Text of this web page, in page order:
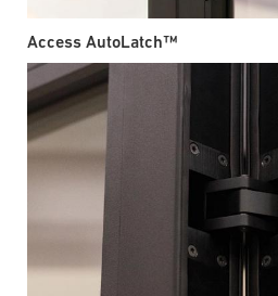
Access AutoLatch™